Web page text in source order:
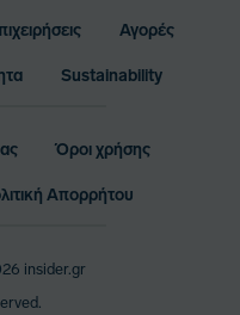
Αγορές
Sustainability
Όροι χρήσης
Απορρήτου
insider.gr